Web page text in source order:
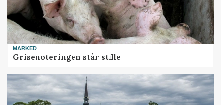
MARKED
Grisenoteringen står stille